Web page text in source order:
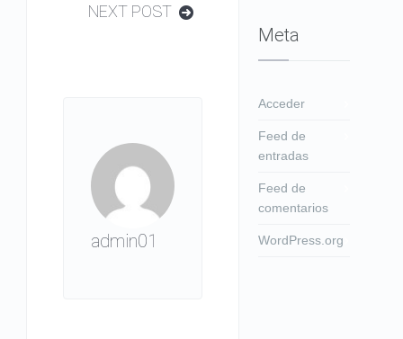
NEXT POST
admin01
Meta
Acceder
Feed de
entradas
Feed de
comentarios
WordPress.org